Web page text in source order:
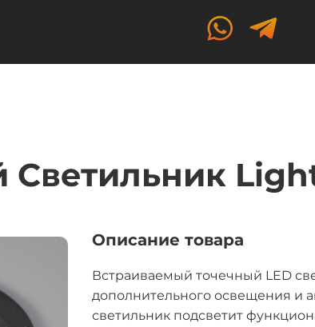
Светильник
Описание товара
Встраиваемый точечный LED
дополнительного освещения и
светильник подсветит